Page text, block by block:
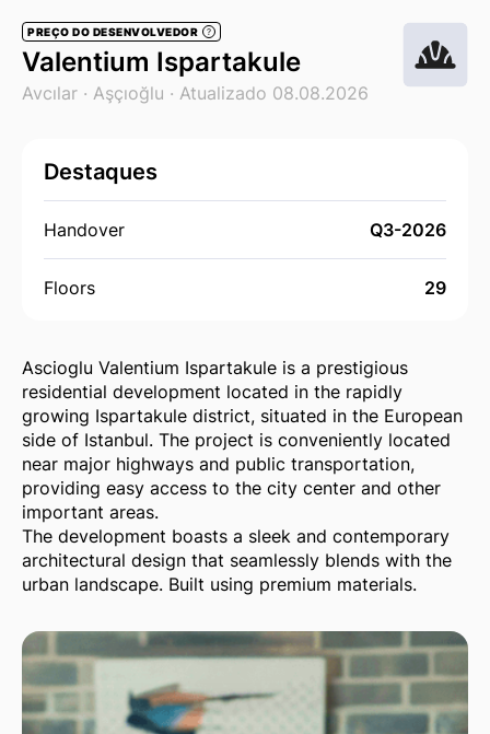
PREÇO DO DESENVOLVEDOR ?
Valentium Ispartakule
Avcılar · Aşçıoğlu · Atualizado 08.08.2026
Destaques
Handover Q3-2026
Floors 29
Ascioglu Valentium Ispartakule is a prestigious
residential development located in the rapidly
growing Ispartakule district, situated in the European
side of Istanbul. The project is conveniently located
near major highways and public transportation,
providing easy access to the city center and other
important areas.
The development boasts a sleek and contemporary
architectural design that seamlessly blends with the
urban landscape. Built using premium materials.